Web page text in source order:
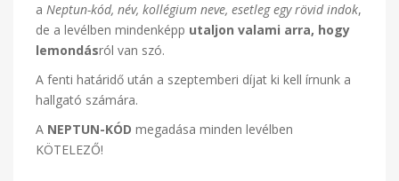
a Neptun-kód, név, kollégium neve, esetleg egy rövid indok,
de a levélben mindenképp utaljon valami arra, hogy
lemondásról van szó.
A fenti határidő után a szeptemberi díjat ki kell írnunk a
hallgató számára.
A NEPTUN-KÓD megadása minden levélben
KÖTELEZŐ!